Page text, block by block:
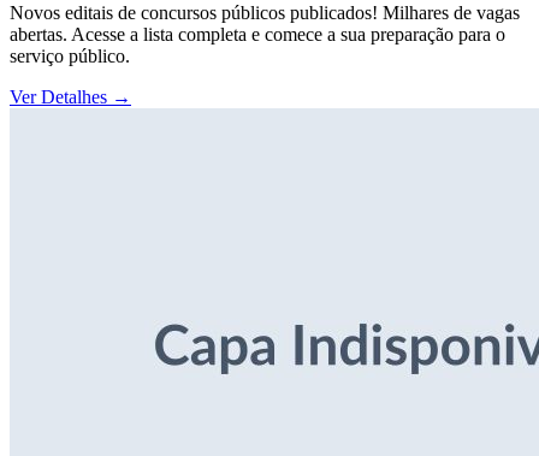
Novos editais de concursos públicos publicados! Milhares de vagas
abertas. Acesse a lista completa e comece a sua preparação para o
serviço público.
Ver Detalhes →